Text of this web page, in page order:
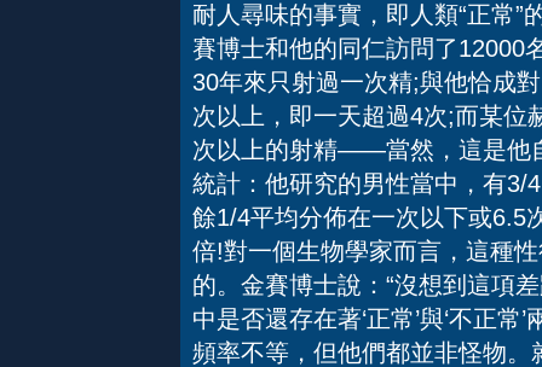
耐人尋味的事實，即人類“正
賽博士和他的同仁訪問了12000
30年來只射過一次精;與他恰成
次以上，即一天超過4次;而某位
次以上的射精——當然，這是他
統計：他研究的男性當中，有3/
餘1/4平均分佈在一次以下或6.5
倍!對一個生物學家而言，這種
的。金賽博士說：“沒想到這項
中是否還存在著‘正常’與‘不正
頻率不等，但他們都並非怪物